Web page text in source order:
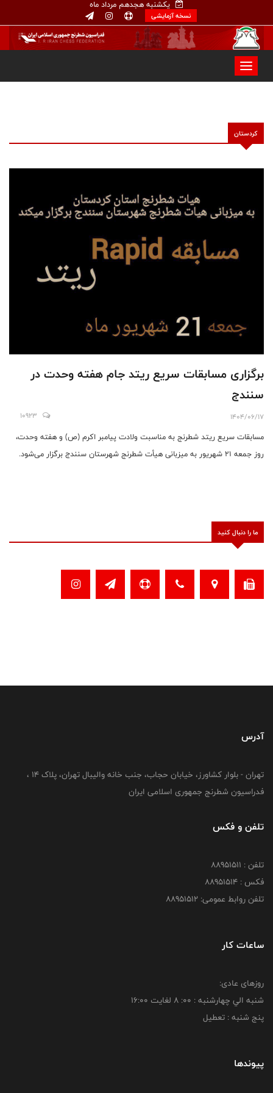
یکشنبه هجدهم مرداد ماه
نسخه آزمایشی
کردستان
برگزاری مسابقات سریع ریتد جام هفته وحدت در
سنندج
1404/06/17
10923
مسابقات سریع ریتد شطرنج به مناسبت ولادت پیامبر اکرم (ص) و هفته وحدت،
روز جمعه ۲۱ شهریور به میزبانی هیأت شطرنج شهرستان سنندج برگزار می‌شود.
ما را دنبال کنید
آدرس
تهران - بلوار کشاورز، خیابان حجاب، جنب خانه والیبال تهران، پلاک 14 ،
فدراسیون شطرنج جمهوری اسلامی ایران
تلفن و فکس
تلفن : 88951511
فکس : 88951514
تلفن روابط عمومی: 88951512
ساعات کار
روزهای عادی:
شنبه الي چهارشنبه : 00: 8 لغايت 16:00
پنج شنبه : تعطیل
پیوندها